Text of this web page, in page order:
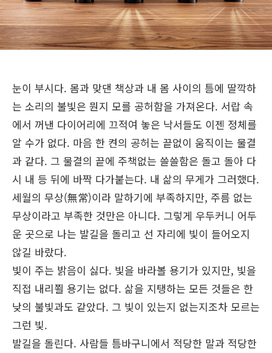
눈이 부시다. 몸과 맞댄 책상과 내 몸 사이의 틈에 딸깍하
는 소리의 불빛은 뭔지 모를 공허함을 가져온다. 서랍 속
에서 꺼낸 다이어리에 끄적여 놓은 낙서들도 이젠 정체를
알 수가 없다. 마음 한 켠의 공허는 끝없이 움직이는 물결
과 같다. 그 물결의 끝에 주책없는 쓸쓸함은 돌고 돌아 다
시 내 등 뒤에 바짝 다가붙는다. 내 삶의 무게가 그러했다.
세월의 무상(無常)이라 말하기에 부족하지만, 주름 없는
무상이라고 부족한 것만은 아니다. 그렇게 우두커니 어두
운 곳으로 나는 발길을 돌리고 선 자리에 빛이 들어오지
않길 바랐다.
빛이 주는 밝음이 싫다. 빛을 바라볼 용기가 있지만, 빛을
직접 내리쬘 용기는 없다. 삶을 지탱하는 모든 것들은 한
낮의 불빛과도 같았다. 그 빛이 있는지 없는지조차 모르는
그런 빛.
발길을 돌린다. 사람들 틈바구니에서 적당한 말과 적당한